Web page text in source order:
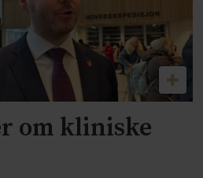
om kliniske